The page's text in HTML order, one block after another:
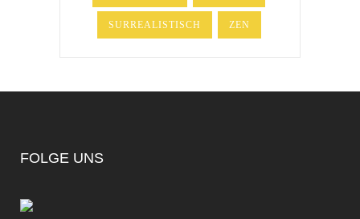
SURREALISTISCH ZEN
FOLGE UNS